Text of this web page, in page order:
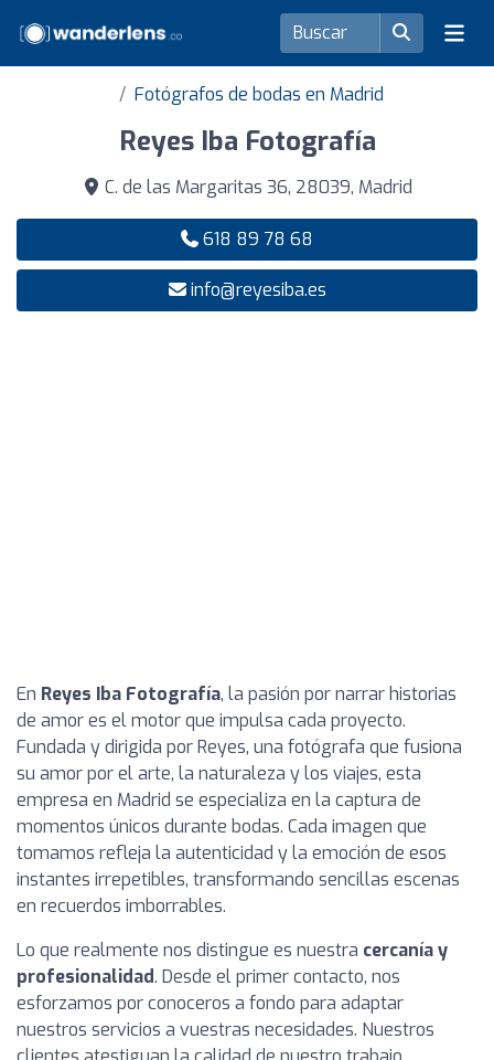
Fotógrafos de bodas en Madrid
Reyes Iba Fotografía
C. de las Margaritas 36, 28039, Madrid
618 89 78 68
info@reyesiba.es
En Reyes Iba Fotografía, la pasión por narrar historias
de amor es el motor que impulsa cada proyecto.
Fundada y dirigida por Reyes, una fotógrafa que fusiona
su amor por el arte, la naturaleza y los viajes, esta
empresa en Madrid se especializa en la captura de
momentos únicos durante bodas. Cada imagen que
tomamos refleja la autenticidad y la emoción de esos
instantes irrepetibles, transformando sencillas escenas
en recuerdos imborrables.
Lo que realmente nos distingue es nuestra cercanía y
profesionalidad. Desde el primer contacto, nos
esforzamos por conoceros a fondo para adaptar
nuestros servicios a vuestras necesidades. Nuestros